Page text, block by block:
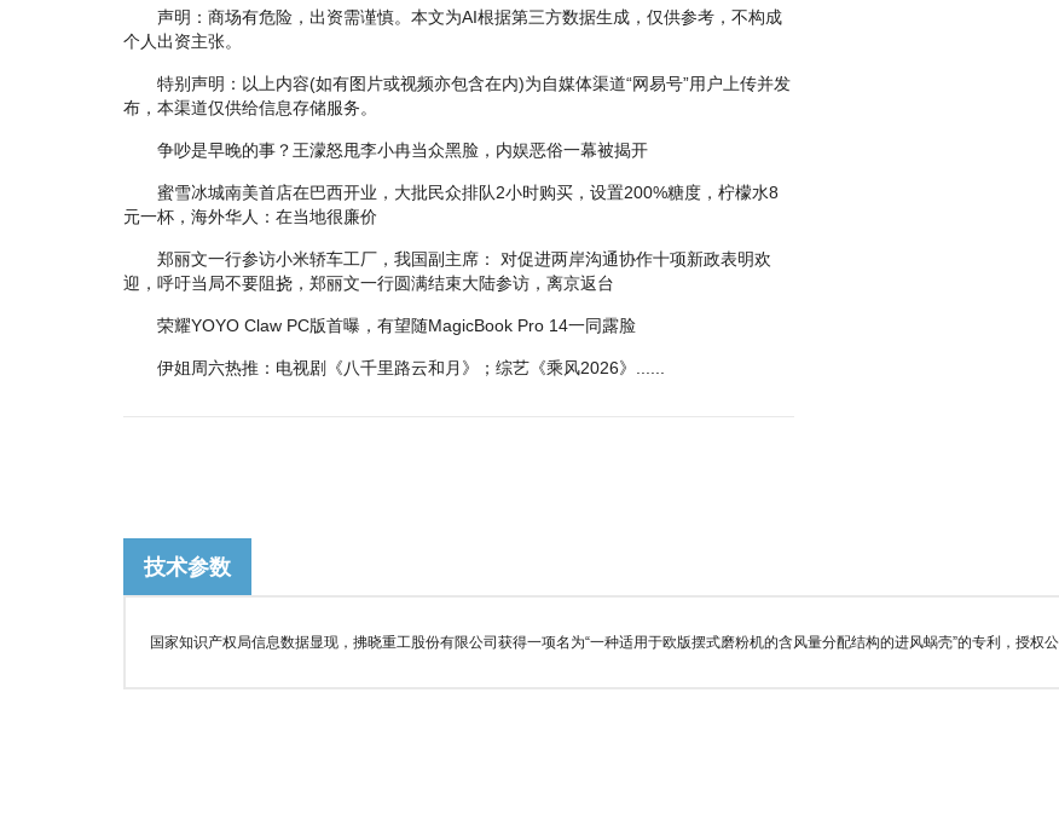
声明：商场有危险，出资需谨慎。本文为AI根据第三方数据生成，仅供参考，不构成
个人出资主张。
特别声明：以上内容(如有图片或视频亦包含在内)为自媒体渠道“网易号”用户上传并发
布，本渠道仅供给信息存储服务。
争吵是早晚的事？王濛怒甩李小冉当众黑脸，内娱恶俗一幕被揭开
蜜雪冰城南美首店在巴西开业，大批民众排队2小时购买，设置200%糖度，柠檬水8
元一杯，海外华人：在当地很廉价
郑丽文一行参访小米轿车工厂，我国副主席： 对促进两岸沟通协作十项新政表明欢
迎，呼吁当局不要阻挠，郑丽文一行圆满结束大陆参访，离京返台
荣耀YOYO Claw PC版首曝，有望随MagicBook Pro 14一同露脸
伊姐周六热推：电视剧《八千里路云和月》；综艺《乘风2026》......
技术参数
国家知识产权局信息数据显现，拂晓重工股份有限公司获得一项名为“一种适用于欧版摆式磨粉机的含风量分配结构的进风蜗壳”的专利，授权